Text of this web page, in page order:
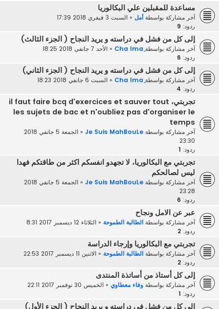
مساعدة للمقبلين علي البكالوريا
آخر مشاركة بواسطةأمل « السبت 3 فيفري 2018 17:39
ردود: 9
إلى كل من فشل في دراسته و يريد النجاح ( الجزء الثالث)
آخر مشاركة بواسطة « الأحد 7 جانفي 2018 18:25
ردود: 6
إلى كل من فشل في دراسته و يريد النجاح ( الجزء الثاني)
آخر مشاركة بواسطة « السبت 6 جانفي 2018 18:23
ردود: 4
تجربتي، il faut faire bcq d'exercices et sauver tout
les sujets de bac et n'oubliez pas d'organiser le
temps
آخر مشاركة بواسطة Je Suis MahBouLe
«
الجمعة 5 جانفي 2018
23:30
ردود: 1
تجربتي مع البكالوريا، لا تجهدو انفسكم اكثر من طاقتكم فهدا
ليس لصالحكم
آخر مشاركة بواسطة Je Suis MahBouLe
«
الجمعة 5 جانفي 2018
23:28
ردود: 6
عبر عن الامل ونجاح
آخر مشاركة بواسطة الطالبة الطموحة « الثلاثاء 12 ديسمبر 2017 8:31
ردود: 2
تجربتي مع البكالوريا وإرجاء الدراسة
آخر مشاركة بواسطة الطالبة الطموحة « الاثنين 11 ديسمبر 2017 22:53
ردود: 2
إلى كل أستاذ من أساتذة المنتدى
آخر مشاركة بواسطة وفاء معطاوي « الخميس 30 نوفمبر 2017 22:11
ردود: 1
إلى كل من فشل في دراسته و يريد النجاح ( الجزء الأول)